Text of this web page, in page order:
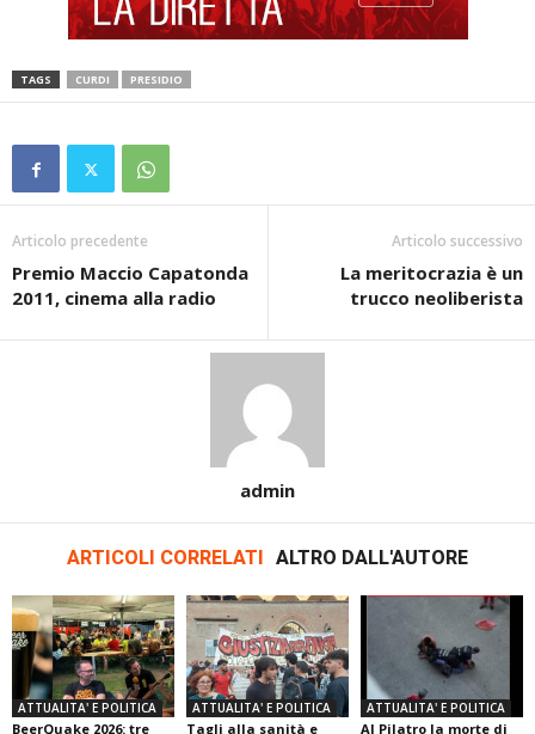
TAGS CURDI PRESIDIO
Articolo precedente
Premio Maccio Capatonda
2011, cinema alla radio
Articolo successivo
La meritocrazia è un
trucco neoliberista
admin
ARTICOLI CORRELATI ALTRO DALL'AUTORE
ATTUALITA' E POLITICA
BeerQuake 2026: tre
ATTUALITA' E POLITICA
Tagli alla sanità e
ATTUALITA' E POLITICA
Al Pilatro la morte di